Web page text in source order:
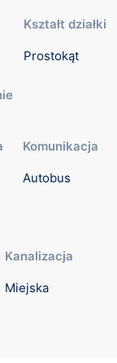
Kształt działki
Prostokąt
Komunikacja
Autobus
Kanalizacja
Miejska